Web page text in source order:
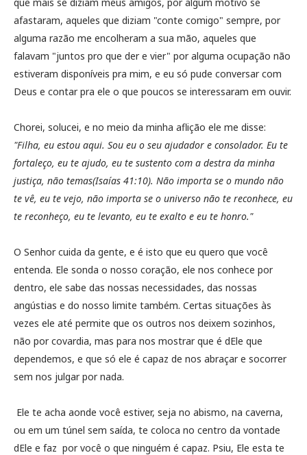
afastaram, aqueles que diziam "conte comigo" sempre, por
alguma razão me encolheram a sua mão, aqueles que
falavam "juntos pro que der e vier" por alguma ocupação não
estiveram disponíveis pra mim, e eu só pude conversar com
Deus e contar pra ele o que poucos se interessaram em ouvir.
Chorei, solucei, e no meio da minha aflição ele me disse:
"Filha, eu estou aqui. Sou eu o seu ajudador e consolador. Eu te
fortaleço, eu te ajudo, eu te sustento com a destra da minha
justiça, não temas(Isaías 41:10). Não importa se o mundo não
te vê, eu te vejo, não importa se o universo não te reconhece, eu
te reconheço, eu te levanto, eu te exalto e eu te honro."
O Senhor cuida da gente, e é isto que eu quero que você
entenda. Ele sonda o nosso coração, ele nos conhece por
dentro, ele sabe das nossas necessidades, das nossas
angústias e do nosso limite também. Certas situações às
vezes ele até permite que os outros nos deixem sozinhos,
não por covardia, mas para nos mostrar que é dEle que
dependemos, e que só ele é capaz de nos abraçar e socorrer
sem nos julgar por nada.
Ele te acha aonde você estiver, seja no abismo, na caverna,
ou em um túnel sem saída, te coloca no centro da vontade
dEle e faz por você o que ninguém é capaz. Psiu, Ele esta te